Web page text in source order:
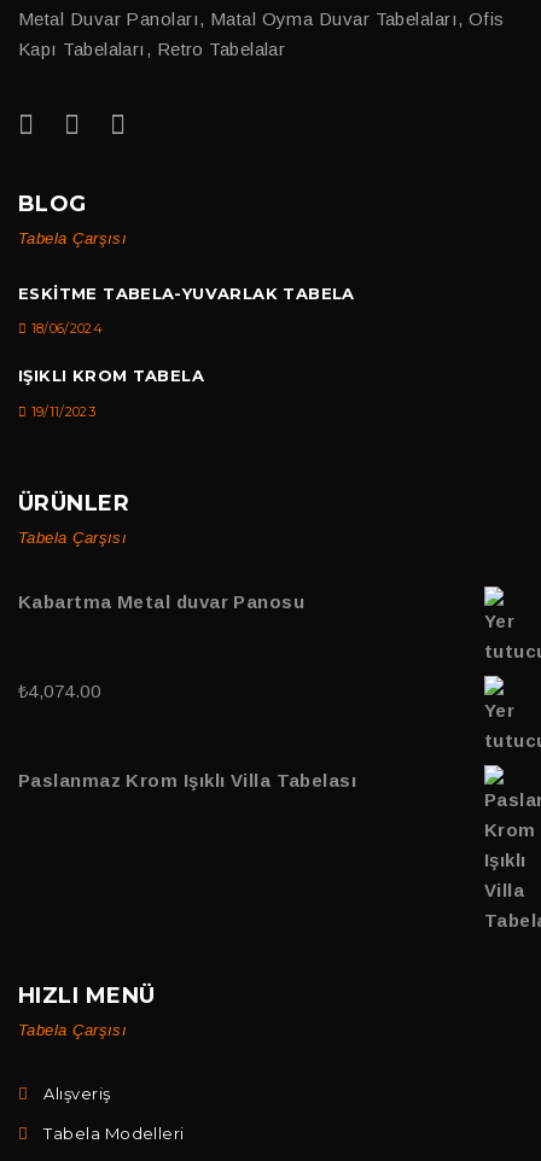
Metal Duvar Panoları, Matal Oyma Duvar Tabelaları, Ofis
Kapı Tabelaları, Retro Tabelalar
BLOG
Tabela Çarşısı
ESKITME TABELA-YUVARLAK TABELA
18/06/2024
IŞIKLI KROM TABELA
19/11/2023
ÜRÜNLER
Tabela Çarşısı
Kabartma Metal duvar Panosu
₺4,074.00
Paslanmaz Krom Işıklı Villa Tabelası
HIZLI MENÜ
Tabela Çarşısı
Alışveriş
Tabela Modelleri